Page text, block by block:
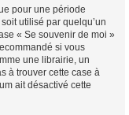
pour une période
utilisé par quelqu’un
« Se souvenir de moi »
si vous
une librairie, un
à trouver cette case à
ait désactivé cette